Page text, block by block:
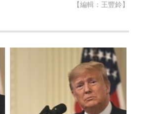
【編輯：王豐鈴】